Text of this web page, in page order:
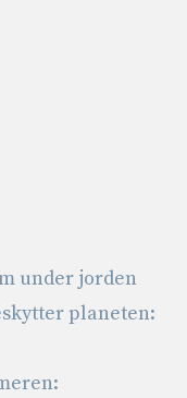
under jorden
planeten: